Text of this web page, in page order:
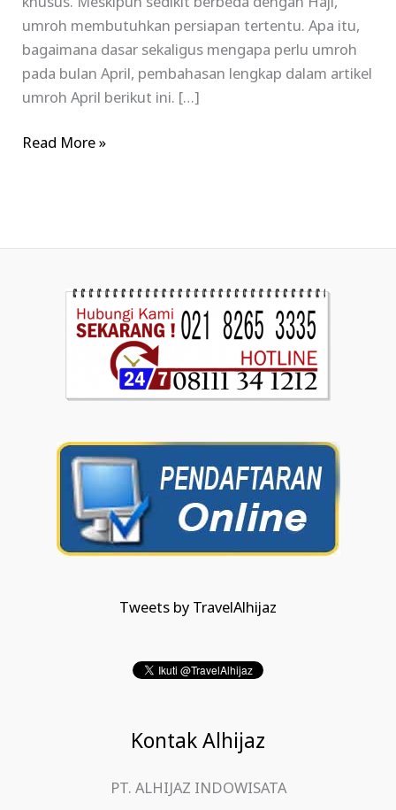
umroh membutuhkan persiapan tertentu. Apa itu,
bagaimana dasar sekaligus mengapa perlu umroh
pada bulan April, pembahasan lengkap dalam artikel
umroh April berikut ini. […]
Read More »
Tweets by TravelAlhijaz
Kontak Alhijaz
PT. ALHIJAZ INDOWISATA